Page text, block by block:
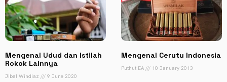
Mengenal Udud dan Istilah
Rokok Lainnya
Jibal Windiaz 9 June 2020
Mengenal Cerutu Indonesia
Puthut EA 10 January 2013